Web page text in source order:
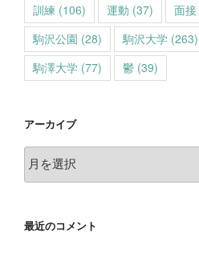
訓練 (106) 運動 (37) 面接
駒沢公園 (28) 駒沢大学 (263)
駒澤大学 (77) 鬱 (39)
アーカイブ
ア
ー
イ
最近のコメント